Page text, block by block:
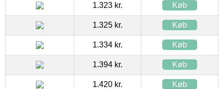
1.323 kr. Køb
1.325 kr. Køb
1.334 kr. Køb
1.394 kr. Køb
1.420 kr. Køb